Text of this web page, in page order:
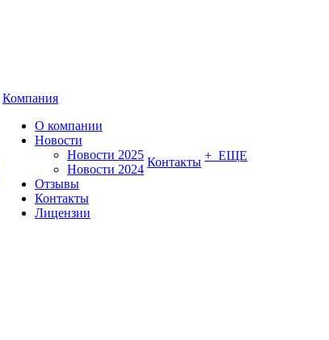
Компания
О компании
Новости
Новости 2025
Новости 2024
Отзывы
Контакты
Лицензии
Контакты + ЕЩЕ